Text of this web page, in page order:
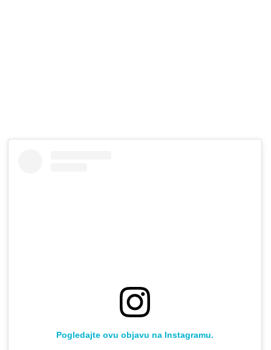
Pogledajte ovu objavu na Instagramu.